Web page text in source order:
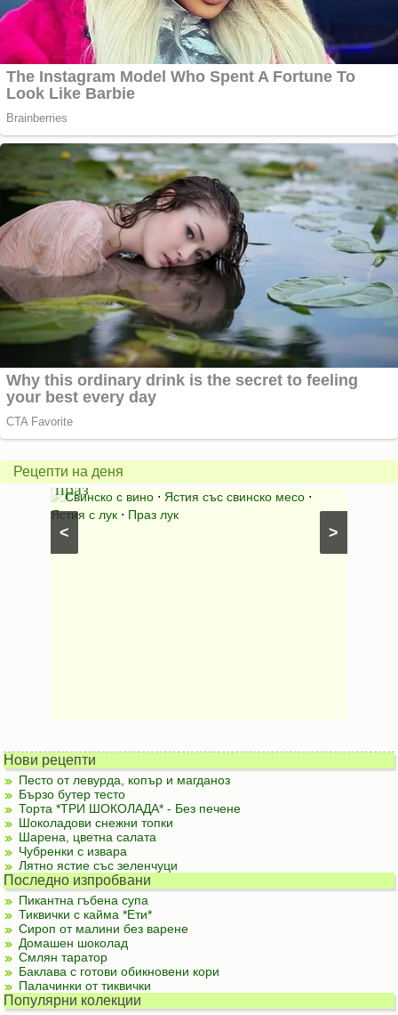
Рецепти на деня
>
<
Свинско
с
праз
Свинско с вино ⋅ Ястия със свинско месо ⋅
Ястия с лук ⋅ Праз лук
с
яйца
Нови рецепти
Песто от левурда, копър и магданоз
Бързо бутер тесто
Торта *ТРИ ШОКОЛАДА* - Без печене
Шоколадови снежни топки
Шарена, цветна салата
Чубренки с извара
Лятно ястие със зеленчуци
Последно изпробвани
Пикантна гъбена супа
Тиквички с кайма *Ети*
Сироп от малини без варене
Домашен шоколад
Смлян таратор
Баклава с готови обикновени кори
Палачинки от тиквички
Популярни колекции